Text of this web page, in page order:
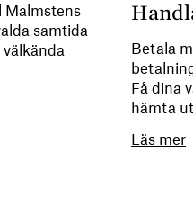
Malmstens
samtida
Betala
Få dina
hämta
Läs mer